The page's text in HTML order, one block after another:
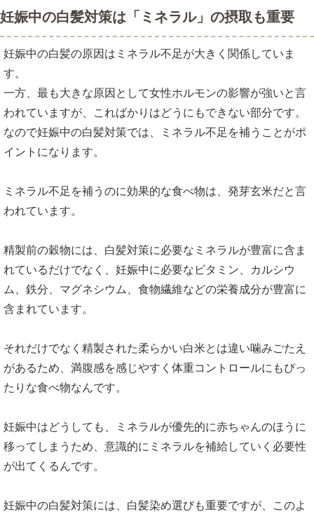
妊娠中の白髪対策は「ミネラル」の摂取も重要
妊娠中の白髪の原因はミネラル不足が大きく関係していま
す。
一方、最も大きな原因として女性ホルモンの影響が強いと言
われていますが、こればかりはどうにもできない部分です。
なので妊娠中の白髪対策では、ミネラル不足を補うことがポ
イントになります。
ミネラル不足を補うのに効果的な食べ物は、発芽玄米だと言
われています。
精製前の穀物には、白髪対策に必要なミネラルが豊富に含ま
れているだけでなく、妊娠中に必要なビタミン、カルシウ
ム、鉄分、マグネシウム、食物繊維などの栄養成分が豊富に
含まれています。
それだけでなく精製された柔らかい白米とは違い噛みごたえ
があるため、満腹感を感じやすく体重コントロールにもぴっ
たりな食べ物なんです。
妊娠中はどうしても、ミネラルが優先的に赤ちゃんのほうに
移ってしまうため、意識的にミネラルを補給していく必要性
が出てくるんです。
妊娠中の白髪対策には、白髪染め選びも重要ですが、このよ